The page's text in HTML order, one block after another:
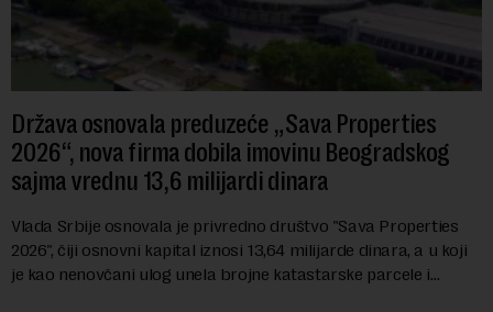
Država osnovala preduzeće „Sava Properties
2026“, nova firma dobila imovinu Beogradskog
sajma vrednu 13,6 milijardi dinara
Vlada Srbije osnovala je privredno društvo "Sava Properties
2026", čiji osnovni kapital iznosi 13,64 milijarde dinara, a u koji
je kao nenovčani ulog unela brojne katastarske parcele i